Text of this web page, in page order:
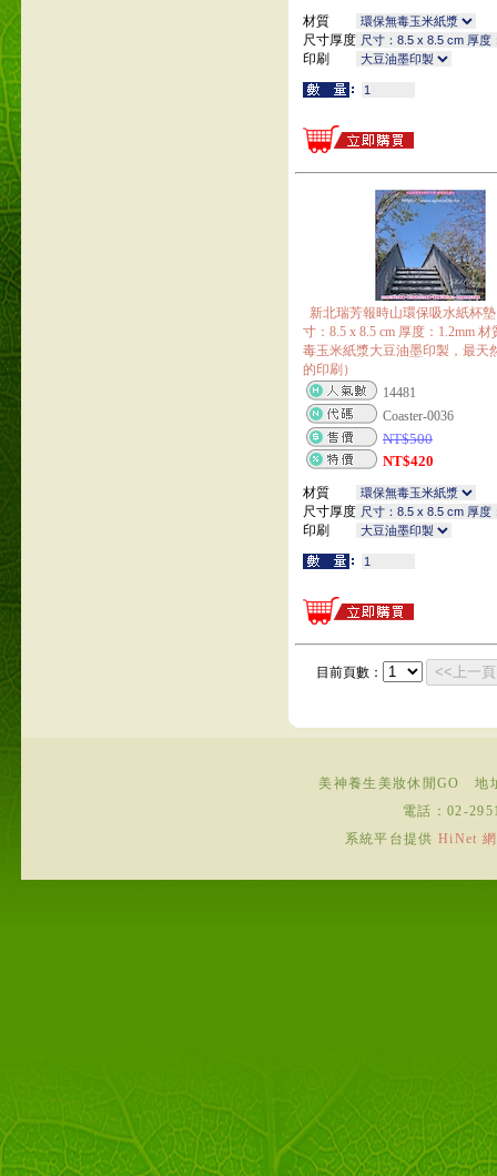
材質
尺寸厚度
印刷
新北瑞芳報時山環保吸水紙杯
寸：8.5 x 8.5 cm 厚度：1.2mm
毒玉米紙漿大豆油墨印製，最天
的印刷）
14481
Coaster-0036
NT$500
NT$420
材質
尺寸厚度
印刷
目前頁數： <<上一頁
美神養生美妝休閒GO
地
電話： 02-
系統平台提供HiNet